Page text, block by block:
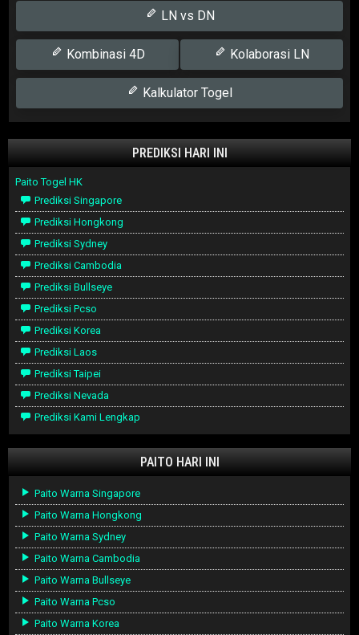
LN vs DN
Kombinasi 4D Kolaborasi LN
Kalkulator Togel
PREDIKSI HARI INI
Paito Togel HK
Prediksi Singapore
Prediksi Hongkong
Prediksi Sydney
Prediksi Cambodia
Prediksi Bullseye
Prediksi Pcso
Prediksi Korea
Prediksi Laos
Prediksi Taipei
Prediksi Nevada
Prediksi Kami Lengkap
PAITO HARI INI
Paito Warna Singapore
Paito Warna Hongkong
Paito Warna Sydney
Paito Warna Cambodia
Paito Warna Bullseye
Paito Warna Pcso
Paito Warna Korea